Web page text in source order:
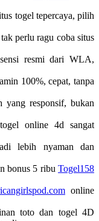
togel tepercaya, pilih
perlu ragu coba situs
resmi dari WLA,
100%, cepat, tanpa
yang responsif, bukan
online 4d sangat
lebih nyaman dan
bonus 5 ribu Togel158
online
toto dan togel 4D